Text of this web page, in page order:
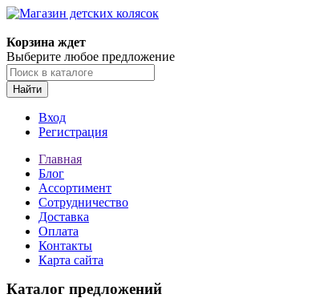
Корзина ждет
Выберите любое предложение
Найти
Вход
Регистрация
Главная
Блог
Ассортимент
Сотрудничество
Доставка
Оплата
Контакты
Карта сайта
Каталог предложений